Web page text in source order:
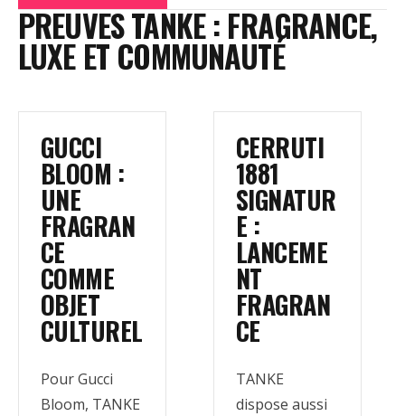
PREUVES TANKE : FRAGRANCE,
LUXE ET COMMUNAUTÉ
GUCCI
BLOOM :
UNE
FRAGRAN
CE
COMME
OBJET
CULTUREL
Pour Gucci
Bloom, TANKE
CERRUTI
1881
SIGNATUR
E :
LANCEME
NT
FRAGRAN
CE
TANKE
dispose aussi